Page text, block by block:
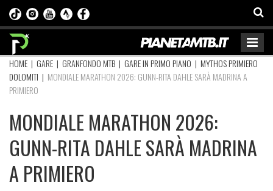
HOME | GARE | GRANFONDO MTB | GARE IN PRIMO PIANO | MYTHOS PRIMIERO
DOLOMITI | MONDIALE MARATHON 2026: GUNN-RITA DAHLE SARÀ MADRINA A
PRIMIERO
MONDIALE MARATHON 2026:
GUNN-RITA DAHLE SARÀ MADRINA
A PRIMIERO